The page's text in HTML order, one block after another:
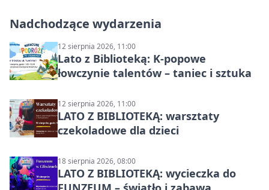
Nadchodzące wydarzenia
12 sierpnia 2026, 11:00
Lato z Biblioteką: K-popowe
łowczynie talentów – taniec i sztuka
12 sierpnia 2026, 11:00
LATO Z BIBLIOTEKĄ: warsztaty
czekoladowe dla dzieci
18 sierpnia 2026, 08:00
LATO Z BIBLIOTEKĄ: wycieczka do